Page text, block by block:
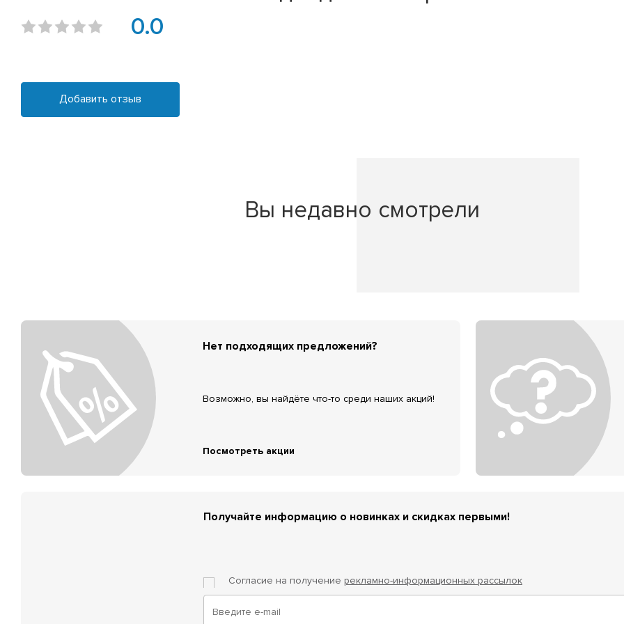
0.0
Добавить отзыв
Вы недавно смотрели
Нет подходящих предложений?
Возможно, вы найдёте что-то среди наших акций!
Посмотреть акции
Получайте информацию о новинках и скидках первыми!
Согласие на получение рекламно-информационных рассылок